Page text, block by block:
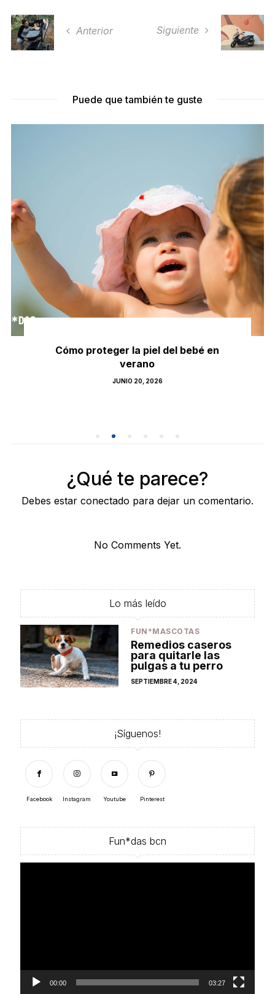
Anterior Siguiente
Puede que también te guste
Cómo proteger la piel del bebé en
verano
POSTED
JUNIO 20, 2026
¿Qué te parece?
Debes estar conectado para dejar un comentario.
No Comments Yet.
Lo más leído
FUN*MASCOTAS
Remedios caseros
para quitarle las
pulgas a tu perro
POSTED
SEPTIEMBRE 4, 2024
¡Síguenos!
Facebook Instagram Youtube Pinterest
Fun*das bcn
00:00 03:27